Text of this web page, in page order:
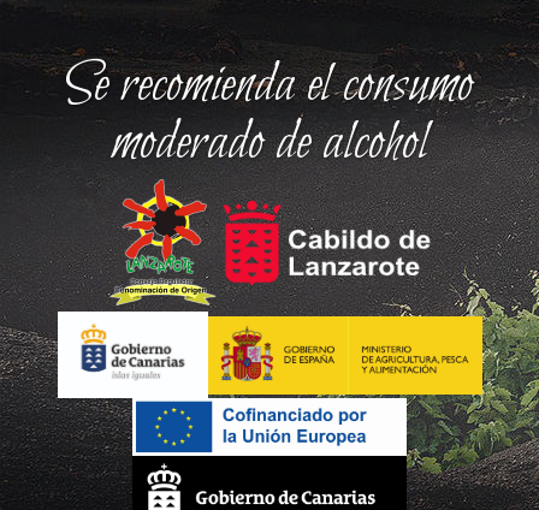
Se recomienda el consumo
moderado de alcohol